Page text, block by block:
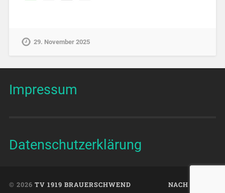
29. November 2025
Impressum
Datenschutzerklärung
© 2026 TV 1919 BRAUERSCHWEND NACH OBEN ↑